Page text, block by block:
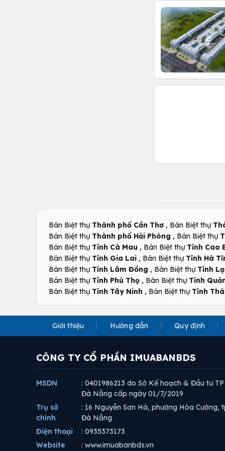
Bán Biệt thự Thành phố Cần Thơ , Bán Biệt thự
Bán Biệt thự Thành phố Hải Phòng , Bán Biệt thự
Bán Biệt thự Tỉnh Cà Mau , Bán Biệt thự Tỉnh Cao
Bán Biệt thự Tỉnh Gia Lai , Bán Biệt thự Tỉnh Hà
Bán Biệt thự Tỉnh Lâm Đồng , Bán Biệt thự Tỉnh
Bán Biệt thự Tỉnh Phú Thọ , Bán Biệt thự Tỉnh
Bán Biệt thự Tỉnh Tây Ninh , Bán Biệt thự Tỉnh
Giới thiệu Hướng dẫn Quy định
CÔNG TY CỔ PHẦN IMUABANBDS
MSDN
: 0401986213 do Sở Kế hoạch & Đầu tư TP
Đà Nẵng cấp ngày 01/7/2019
Trụ sở
chính
: 16 Nguyễn Sơn Hà, phường Hòa Cường,
Đà Nẵng
Điện thoại
: 0935373173
Website
: www.imuabanbds.vn